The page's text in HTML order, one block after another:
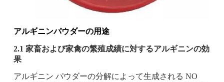
アルギニンパウダーの用途
2.1 家畜および家禽の繁殖成績に対するアルギニンの効
果
アルギニン パウダーの分解によって生成される NO